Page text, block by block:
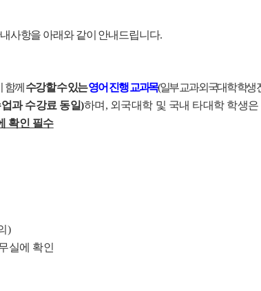
사항을 아래와 같이 안내드립니다.
함께 수강할 수있는영어 진행 교과목(일부 교과 외국대학 학생
과 수강료 동일)하며, 외국대학 및 국내 타대학 학생
확인 필수
)
실에 확인